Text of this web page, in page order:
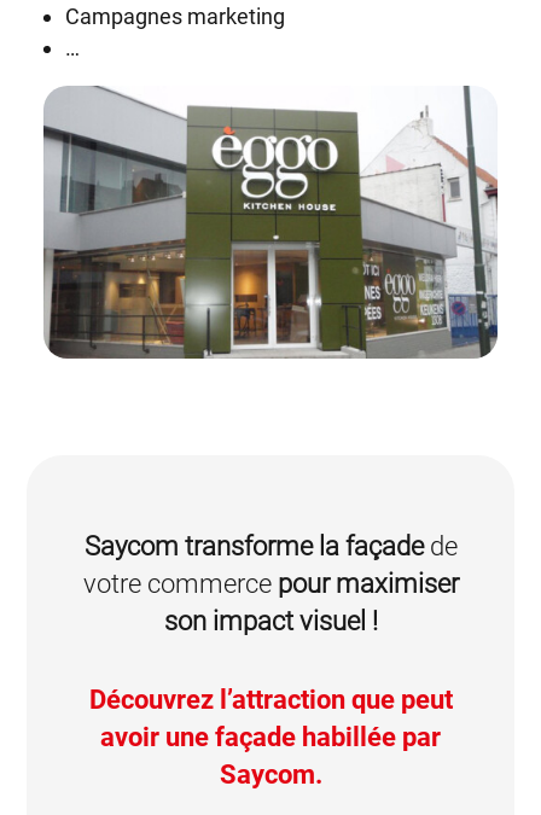
Campagnes marketing
…
Saycom transforme la façadede
votre commerce pour maximiser
son impact visuel !
Découvrez l’attraction que peut
avoir une façade habillée par
Saycom.